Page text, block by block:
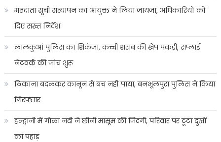
मतदाता सूची सत्यापन का आयुक्त ने लिया जायजा, अधिकारियों को
दिए सख्त निर्देश
लालकुआं पुलिस का शिकंजा, कच्ची शराब की खेप पकड़ी, सप्लाई
नेटवर्क की जांच शुरू
ठिकाना बदलकर कानून से बच नहीं पाया, बनभूलपुरा पुलिस ने किया
गिरफ्तार
हल्द्वानी में गोला नदी ने छीनी मासूम की जिंदगी, परिवार पर टूटा दुखों
का पहाड़